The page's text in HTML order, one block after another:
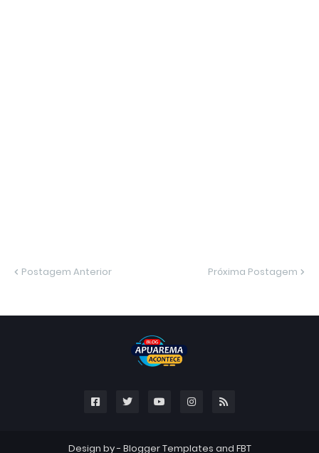
Postagem Anterior Próxima Postagem
Design by - Blogger Templates and FBT